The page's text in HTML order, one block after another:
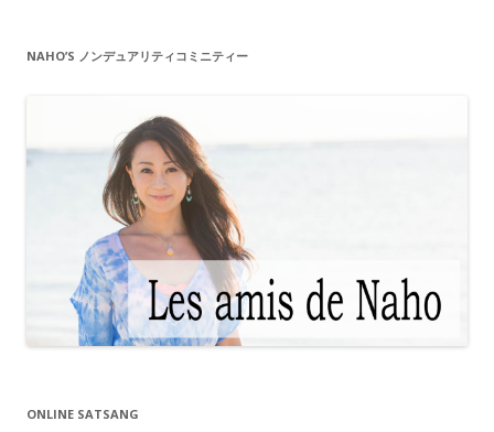
NAHO’S ノンデュアリティコミニティー
ONLINE SATSANG